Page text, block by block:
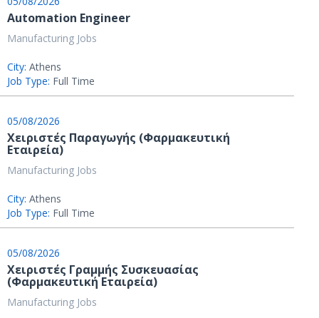
Automation Engineer
Manufacturing Jobs
City: Athens
Job Type: Full Time
05/08/2026
Χειριστές Παραγωγής (Φαρμακευτική
Εταιρεία)
Manufacturing Jobs
City: Athens
Job Type: Full Time
05/08/2026
Χειριστές Γραμμής Συσκευασίας
(Φαρμακευτική Εταιρεία)
Manufacturing Jobs